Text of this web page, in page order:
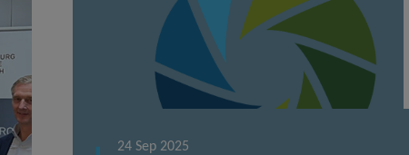
24 Sep 2025